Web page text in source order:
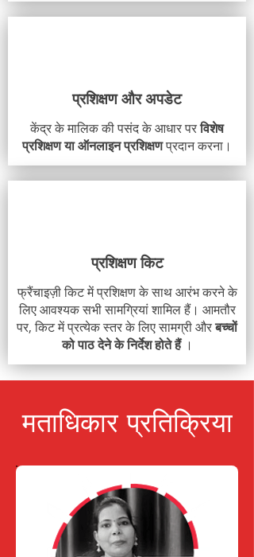
प्रशिक्षण और अपडेट
केंद्र के मालिक की पसंद के आधार परविशेष
प्रशिक्षण या ऑनलाइन प्रशिक्षणप्रदान करना।
प्रशिक्षण किट
फ्रैंचाइज़ी किट में प्रशिक्षण के साथ आरंभ करने के
लिए आवश्यक सभी सामग्रियां शामिल हैं। आमतौर
पर, किट में प्रत्येक स्तर के लिए सामग्री औरबच्चों
को पाठ देने के निर्देश होते हैं।
मताधिकार प्रतिक्रिया